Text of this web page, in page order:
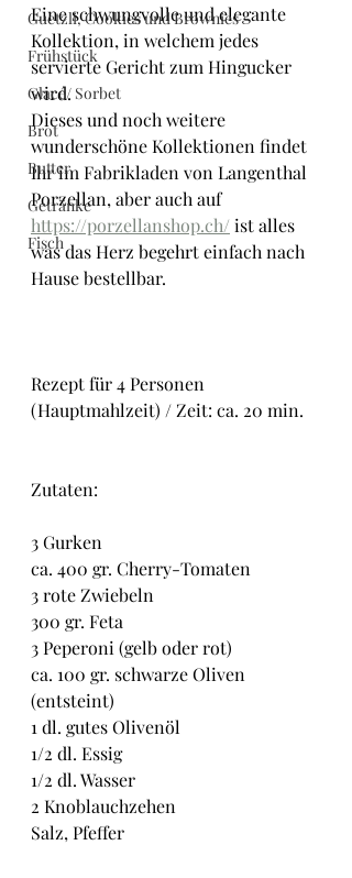
Guetzli, Cookies und Brownies
Frühstück
Glacé/ Sorbet
Brot
Butter
Getränke
Fisch
Eine schwungvolle und elegante
Kollektion, in welchem jedes
servierte Gericht zum Hingucker
wird.
Dieses und noch weitere
wunderschöne Kollektionen findet
Ihr im Fabrikladen von Langenthal
Porzellan, aber auch auf
https://porzellanshop.ch/ ist alles
was das Herz begehrt einfach nach
Hause bestellbar.
Rezept für 4 Personen
(Hauptmahlzeit) / Zeit: ca. 20 min.
Zutaten:
3 Gurken
ca. 400 gr. Cherry-Tomaten
3 rote Zwiebeln
300 gr. Feta
3 Peperoni (gelb oder rot)
ca. 100 gr. schwarze Oliven
(entsteint)
1 dl. gutes Olivenöl
1/2 dl. Essig
1/2 dl. Wasser
2 Knoblauchzehen
Salz, Pfeffer